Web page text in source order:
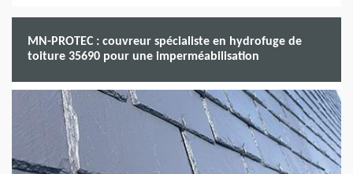
MN-PROTEC : couvreur spécialiste en hydrofuge de
toiture 35690 pour une imperméabilisation